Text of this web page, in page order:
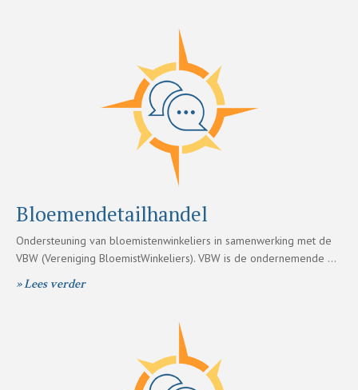
Bloemendetailhandel
Ondersteuning van bloemistenwinkeliers in samenwerking met de
VBW (Vereniging BloemistWinkeliers). VBW is de ondernemende …
» Lees verder